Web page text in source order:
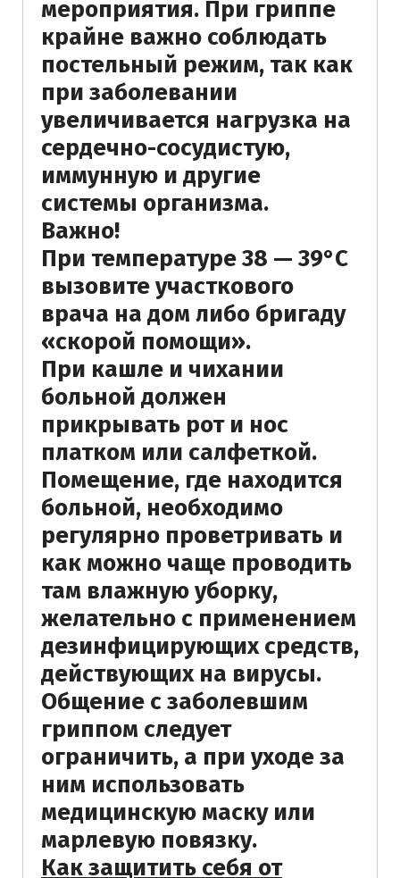
мероприятия. При гриппе
крайне важно соблюдать
постельный режим, так как
при заболевании
увеличивается нагрузка на
сердечно-сосудистую,
иммунную и другие
системы организма.
Важно!
При температуре 38 — 39°С
вызовите участкового
врача на дом либо бригаду
«скорой помощи».
При кашле и чихании
больной должен
прикрывать рот и нос
платком или салфеткой.
Помещение, где находится
больной, необходимо
регулярно проветривать и
как можно чаще проводить
там влажную уборку,
желательно с применением
дезинфицирующих средств,
действующих на вирусы.
Общение с заболевшим
гриппом следует
ограничить, а при уходе за
ним использовать
медицинскую маску или
марлевую повязку.
Как защитить себя от